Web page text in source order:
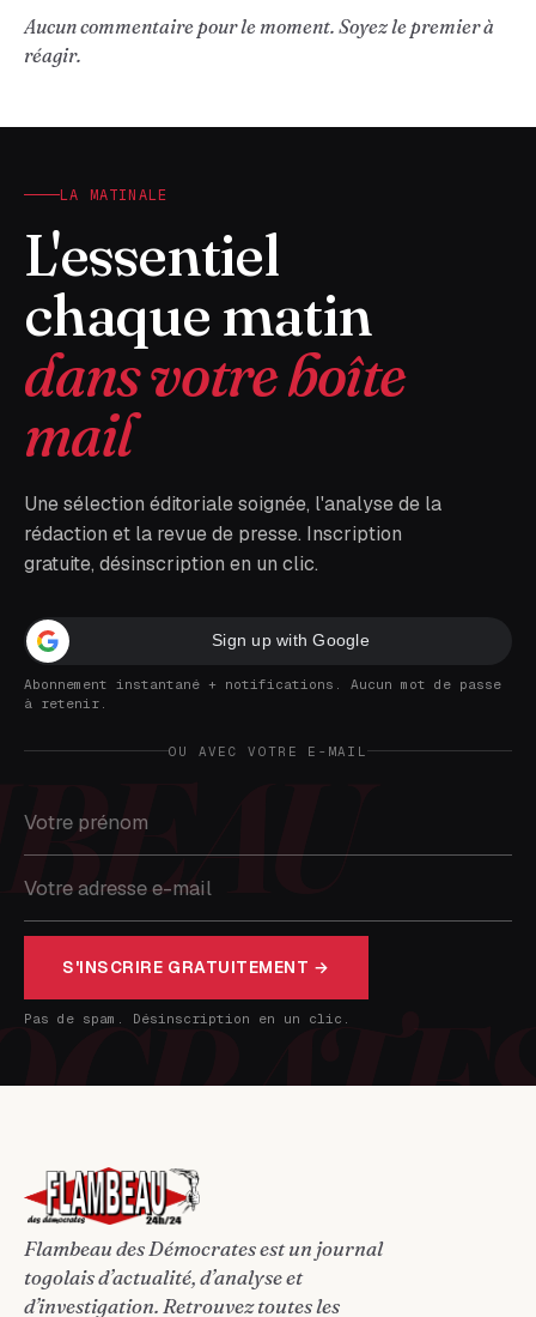
Aucun commentaire pour le moment. Soyez le premier à
réagir.
LA MATINALE
L'essentiel
chaque matin
dans votre boîte
mail
Une sélection éditoriale soignée, l'analyse de la
rédaction et la revue de presse. Inscription
gratuite, désinscription en un clic.
Sign up with Google
Abonnement instantané + notifications. Aucun mot de passe
à retenir.
OU AVEC VOTRE E-MAIL
S'INSCRIRE GRATUITEMENT →
Pas de spam. Désinscription en un clic.
Flambeau des Démocrates est un journal
togolais d’actualité, d’analyse et
d’investigation. Retrouvez toutes les